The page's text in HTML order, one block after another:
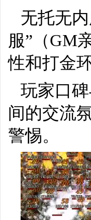
无托无
服”（GM
性和打金环
玩家口
间的交流
警惕。